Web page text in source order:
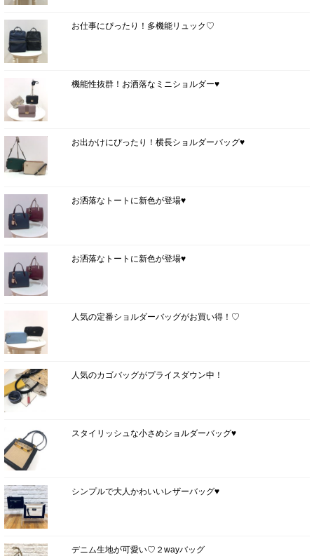
お仕事にぴったり！多機能リュック♡
機能性抜群！お洒落なミニショルダー♥
お出かけにぴったり！横長ショルダーバッグ♥
お洒落なトートに新色が登場♥
お洒落なトートに新色が登場♥
人気の定番ショルダーバッグがお買い得！♡
人気のカゴバッグがプライスダウン中！
スタイリッシュな小さめショルダーバッグ♥
シンプルで大人かわいいレザーバッグ♥
デニム生地が可愛い♡２wayバッグ